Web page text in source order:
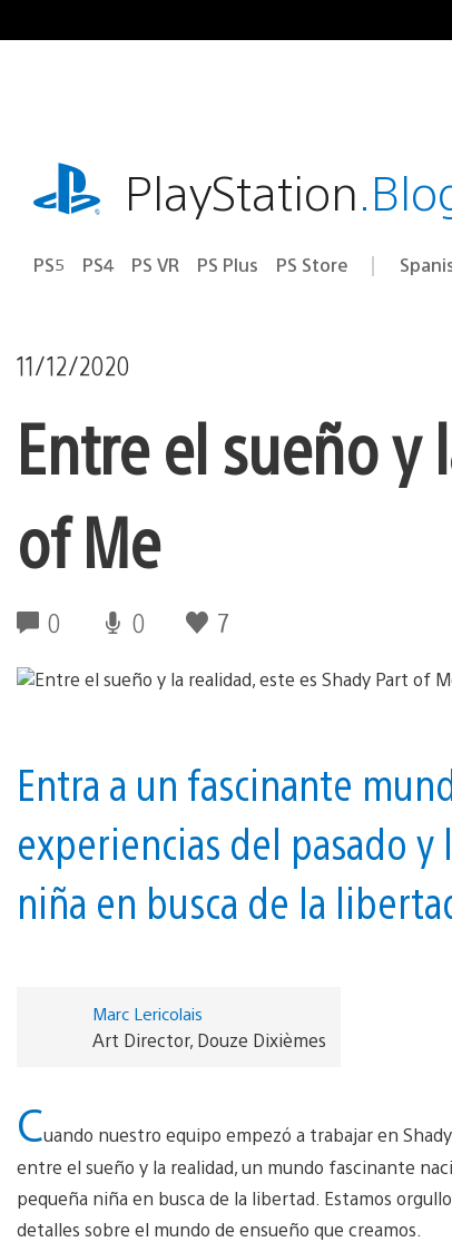
al
playstation.comPlayStation
PS5 PS4 PS VR PS Plus PS Store Elige
11/12/2020
Entre el sueño y
of Me
0 0 7
Entra a un fascinante
experiencias del pasado y
niña en busca de la
Marc Lericolais
Art Director, Douze Dixièmes
Cuando nuestro equipo empezó a trabajar en
entre el sueño y la realidad, un mundo fascinante
pequeña niña en busca de la libertad. Estamos
detalles sobre el mundo de ensueño que creamos.